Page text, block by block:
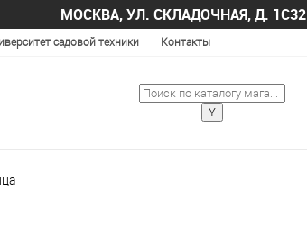
МОСКВА, УЛ. СКЛАДОЧНАЯ, Д. 1С32
садовой техники Контакты